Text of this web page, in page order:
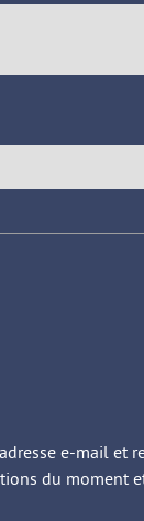
e-mail et
du moment